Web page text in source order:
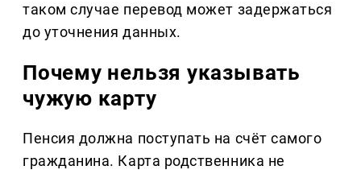
таком случае перевод может задержаться
до уточнения данных.
Почему нельзя указывать
чужую карту
Пенсия должна поступать на счёт самого
гражданина. Карта родственника не